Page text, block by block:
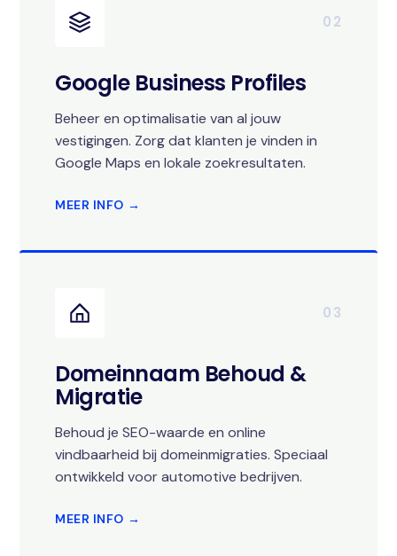
02
Google Business Profiles
Beheer en optimalisatie van al jouw
vestigingen. Zorg dat klanten je vinden in
Google Maps en lokale zoekresultaten.
MEER INFO →
03
Domeinnaam Behoud &
Migratie
Behoud je SEO-waarde en online
vindbaarheid bij domeinmigraties. Speciaal
ontwikkeld voor automotive bedrijven.
MEER INFO →